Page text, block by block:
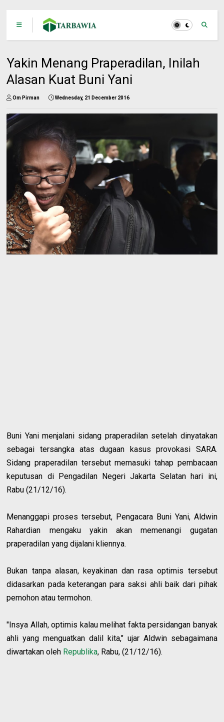
Yakin Menang Praperadilan, Inilah
Alasan Kuat Buni Yani
Om Pirman Wednesday, 21 December 2016
Buni Yani menjalani sidang praperadilan setelah dinyatakan
sebagai tersangka atas dugaan kasus provokasi SARA.
Sidang praperadilan tersebut memasuki tahap pembacaan
keputusan di Pengadilan Negeri Jakarta Selatan hari ini,
Rabu (21/12/16).
Menanggapi proses tersebut, Pengacara Buni Yani, Aldwin
Rahardian mengaku yakin akan memenangi gugatan
praperadilan yang dijalani kliennya.
Bukan tanpa alasan, keyakinan dan rasa optimis tersebut
didasarkan pada keterangan para saksi ahli baik dari pihak
pemohon atau termohon.
"Insya Allah, optimis kalau melihat fakta persidangan banyak
ahli yang menguatkan dalil kita," ujar Aldwin sebagaimana
diwartakan oleh Republika, Rabu, (21/12/16).